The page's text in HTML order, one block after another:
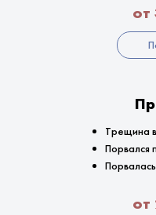
от
Трещина
Порвался
от